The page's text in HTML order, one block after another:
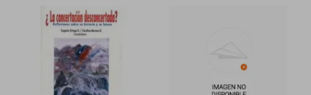
45%
dcto.